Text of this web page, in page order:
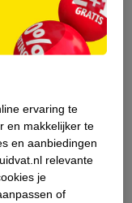
veroorzaken.
bent, kan zorgen
ervaring te
en makkelijker te
en aanbiedingen
relevante
je
of